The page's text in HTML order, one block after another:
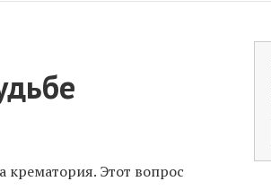
крематория. Этот вопрос